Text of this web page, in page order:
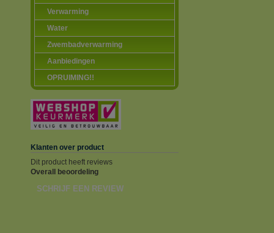
Verwarming
Water
Zwembadverwarming
Aanbiedingen
OPRUIMING!!
Klanten over product
Dit product heeft reviews
Overall beoordeling
SCHRIJF EEN REVIEW